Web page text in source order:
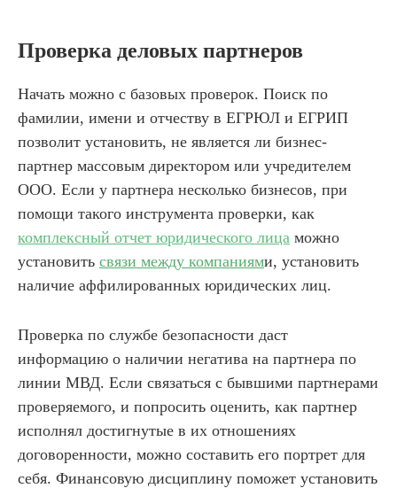
Проверка деловых партнеров
Начать можно с базовых проверок. Поиск по
фамилии, имени и отчеству в ЕГРЮЛ и ЕГРИП
позволит установить, не является ли бизнес-
партнер массовым директором или учредителем
ООО. Если у партнера несколько бизнесов, при
помощи такого инструмента проверки, как
комплексный отчет юридического лица можно
установить связи между компаниями, установить
наличие аффилированных юридических лиц.
Проверка по службе безопасности даст
информацию о наличии негатива на партнера по
линии МВД. Если связаться с бывшими партнерами
проверяемого, и попросить оценить, как партнер
исполнял достигнутые в их отношениях
договоренности, можно составить его портрет для
себя. Финансовую дисциплину поможет установить